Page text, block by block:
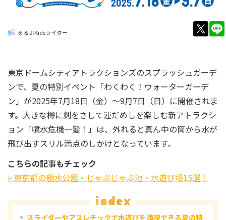
るるぶKidsライター
東京ドームシティアトラクションズのスプラッシュガーデ
ンで、夏の特別イベント「わくわく！ウォーターガーデ
ン」が2025年7月18日（金）～9月7日（日）に開催されま
す。大きな樽に剣をさして運だめしを楽しむ新アトラクシ
ョン「噴水危機一髪！」は、外れると真ん中の筒から水が
飛び出すスリル満点のしかけとなっています。
こちらの記事もチェック
» 東京都の親水公園・じゃぶじゃぶ池・水遊び場15選！
スライダーやアスレチックで水遊びを満喫できる夏の特